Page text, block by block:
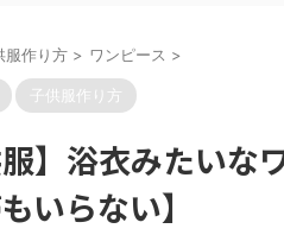
服作り方 > ワンピース >
子供服作り方
服】浴衣みたい
いらない】